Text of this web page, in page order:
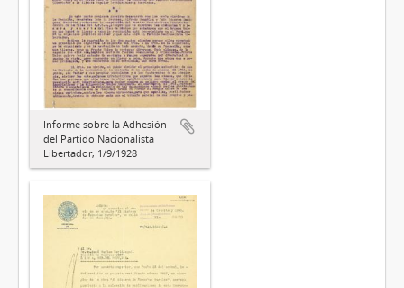
Informe sobre la Adhesión
del Partido Nacionalista
Libertador, 1/9/1928